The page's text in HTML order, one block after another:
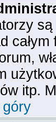
itp.
góry